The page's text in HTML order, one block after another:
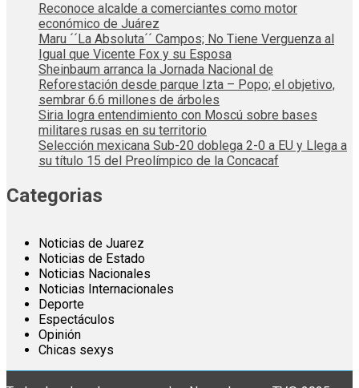
Reconoce alcalde a comerciantes como motor
económico de Juárez
Maru ´´La Absoluta´´ Campos; No Tiene Verguenza al
Igual que Vicente Fox y su Esposa
Sheinbaum arranca la Jornada Nacional de
Reforestación desde parque Izta – Popo; el objetivo,
sembrar 6.6 millones de árboles
Siria logra entendimiento con Moscú sobre bases
militares rusas en su territorio
Selección mexicana Sub-20 doblega 2-0 a EU y Llega a
su título 15 del Preolímpico de la Concacaf
Categorias
Noticias de Juarez
Noticias de Estado
Noticias Nacionales
Noticias Internacionales
Deporte
Espectáculos
Opinión
Chicas sexys